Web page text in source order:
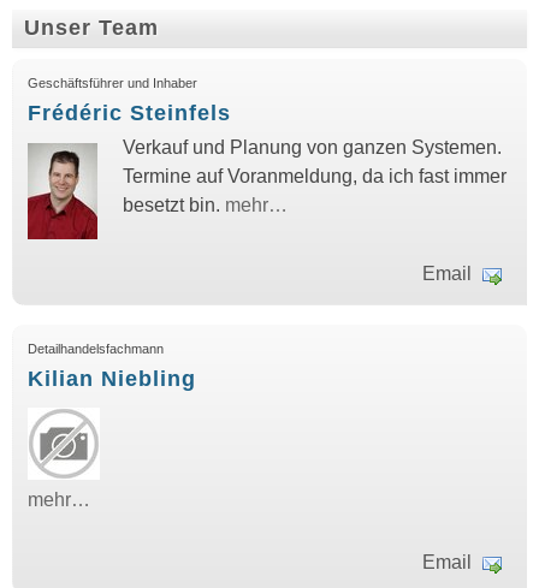
Unser Team
Geschäftsführer und Inhaber
Frédéric Steinfels
Verkauf und Planung von ganzen Systemen.
Termine auf Voranmeldung, da ich fast immer
besetzt bin. mehr…
Email
Detailhandelsfachmann
Kilian Niebling
mehr…
Email